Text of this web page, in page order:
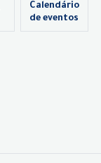
Calendário
de eventos